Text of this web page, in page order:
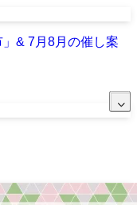
& 7月8月の催し案